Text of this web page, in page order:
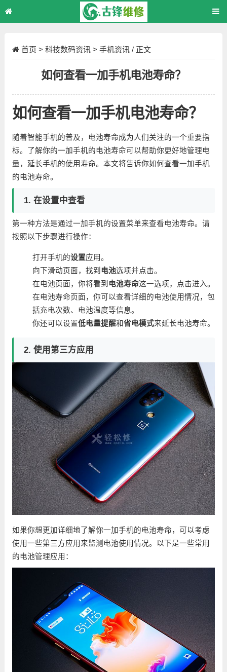
首页 > 科技数码资讯 > 手机资讯 / 正文
如何查看一加手机电池寿命？
如何查看一加手机电池寿命？
随着智能手机的普及，电池寿命成为人们关注的一个重要指
标。了解你的一加手机的电池寿命可以帮助你更好地管理电
量，延长手机的使用寿命。本文将告诉你如何查看一加手机
的电池寿命。
1. 在设置中查看
第一种方法是通过一加手机的设置菜单来查看电池寿命。请
按照以下步骤进行操作：
打开手机的设置应用。
向下滑动页面，找到 电池选项并点击。
在电池页面，你将看到 电池寿命这一选项，点击进入。
在电池寿命页面，你可以查看详细的电池使用情况，包
括充电次数、电池温度等信息。
你还可以设置低电量提醒和省电模式来延长电池寿命。
2. 使用第三方应用
如果你想更加详细地了解你一加手机的电池寿命，可以考虑
使用一些第三方应用来监测电池使用情况。以下是一些常用
的电池管理应用：